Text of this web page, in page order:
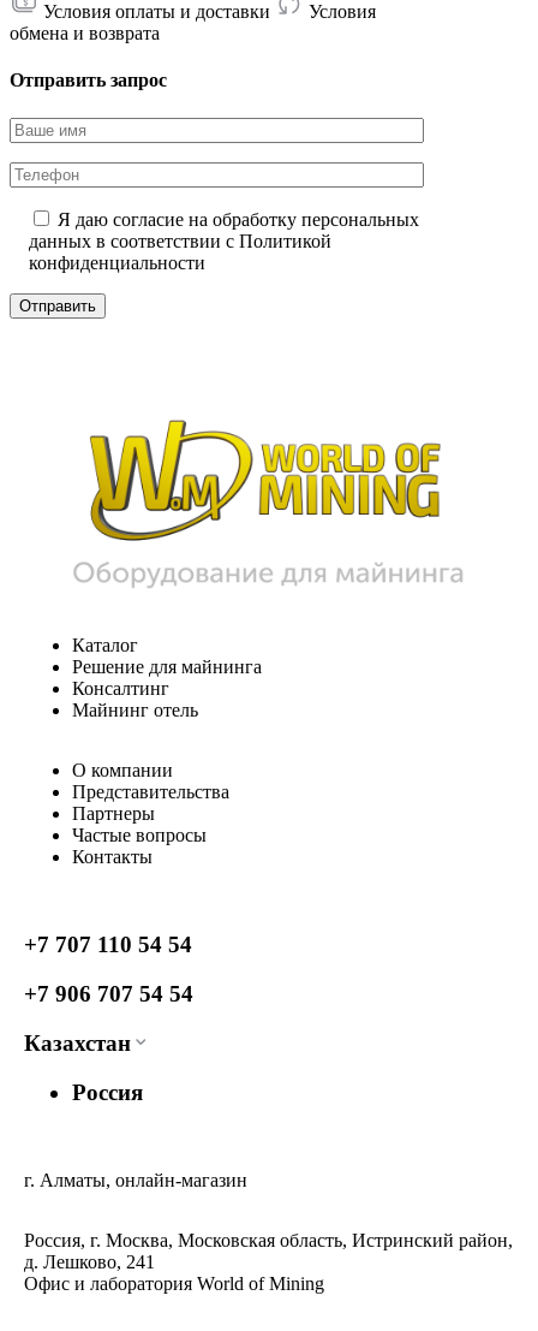
Условия оплаты и доставки
Условия
обмена и возврата
Отправить запрос
Я даю согласие на обработку персональных
данных в соответствии с Политикой
конфиденциальности
Каталог
Решение для майнинга
Консалтинг
Майнинг отель
О компании
Представительства
Партнеры
Частые вопросы
Контакты
+7 707 110 54 54
+7 906 707 54 54
Казахстан
Россия
г. Алматы, онлайн-магазин
Россия, г. Москва, Московская область, Истринский район,
д. Лешково, 241
Офис и лаборатория World of Mining